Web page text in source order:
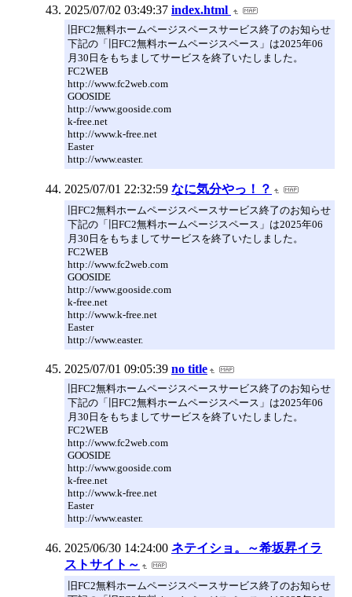
2025/07/02 03:49:37 index.html
旧FC2無料ホームページスペースサービス終了のお知らせ
下記の「旧FC2無料ホームページスペース」は2025年06
月30日をもちましてサービスを終了いたしました。
FC2WEB
http://www.fc2web.com
GOOSIDE
http://www.gooside.com
k-free.net
http://www.k-free.net
Easter
http://www.easter.
2025/07/01 22:32:59 なに気分やっ！？
旧FC2無料ホームページスペースサービス終了のお知らせ
下記の「旧FC2無料ホームページスペース」は2025年06
月30日をもちましてサービスを終了いたしました。
FC2WEB
http://www.fc2web.com
GOOSIDE
http://www.gooside.com
k-free.net
http://www.k-free.net
Easter
http://www.easter.
2025/07/01 09:05:39 no title
旧FC2無料ホームページスペースサービス終了のお知らせ
下記の「旧FC2無料ホームページスペース」は2025年06
月30日をもちましてサービスを終了いたしました。
FC2WEB
http://www.fc2web.com
GOOSIDE
http://www.gooside.com
k-free.net
http://www.k-free.net
Easter
http://www.easter.
2025/06/30 14:24:00 ネテイショ。～希坂昇イラ
ストサイト～
旧FC2無料ホームページスペースサービス終了のお知らせ